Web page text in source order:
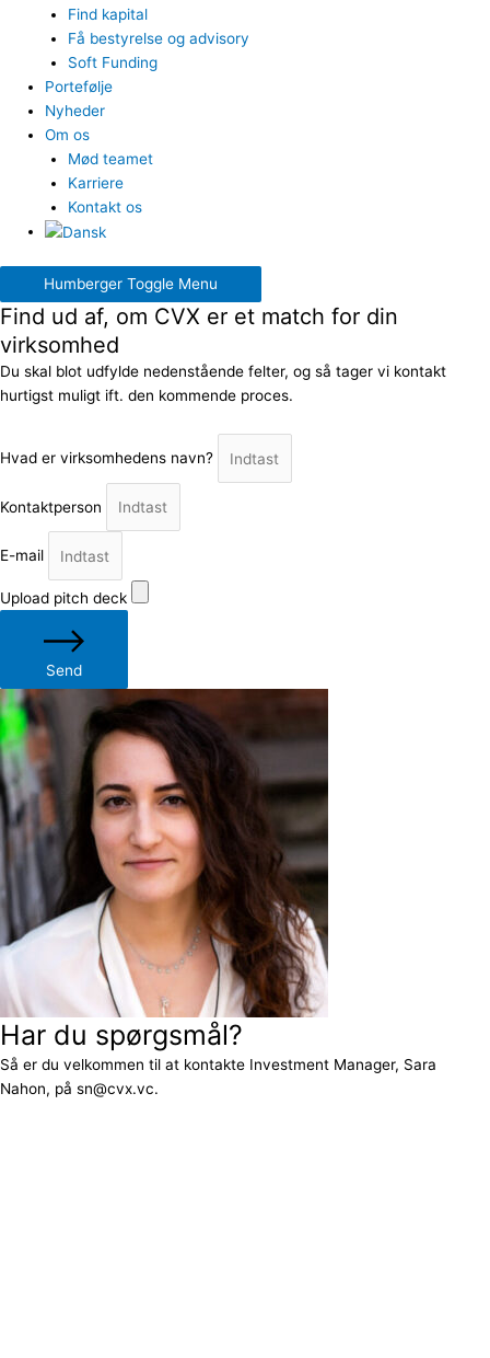
Find kapital
Få bestyrelse og advisory
Soft Funding
Portefølje
Nyheder
Om os
Mød teamet
Karriere
Kontakt os
Humberger Toggle Menu
Find ud af, om CVX er et match for din
virksomhed
Du skal blot udfylde nedenstående felter, og så tager vi kontakt
hurtigst muligt ift. den kommende proces.
Hvad er virksomhedens navn?
Kontaktperson
E-mail
Upload pitch deck
Send
Har du spørgsmål?
Så er du velkommen til at kontakte Investment Manager, Sara
Nahon, på sn@cvx.vc.